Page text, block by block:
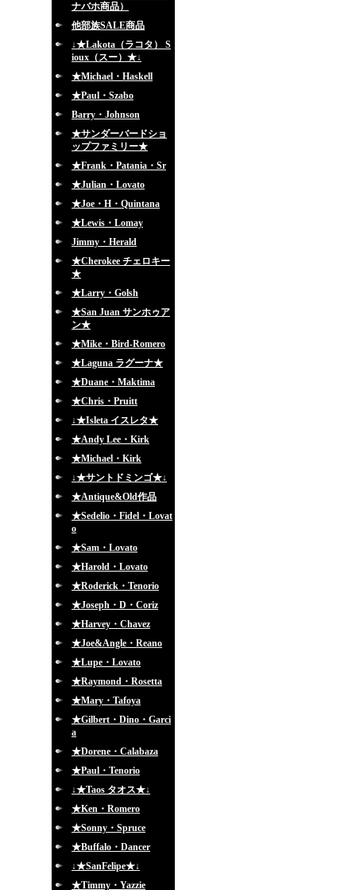
ナバホ商品）
他部族SALE商品
↓★Lakota（ラコタ） S
ioux（スー）★↓
★Michael・Haskell
★Paul・Szabo
Barry・Johnson
★サンダーバードショ
ップファミリー★
★Frank・Patania・Sr
★Julian・Lovato
★Joe・H・Quintana
★Lewis・Lomay
Jimmy・Herald
★Cherokee チェロキー
★
★Larry・Golsh
★San Juan サンホゥア
ン★
★Mike・Bird-Romero
★Laguna ラグーナ★
★Duane・Maktima
★Chris・Pruitt
↓★Isleta イスレタ★
★Andy Lee・Kirk
★Michael・Kirk
↓★サントドミンゴ★↓
★Antique&Old作品
★Sedelio・Fidel・Lovat
o
★Sam・Lovato
★Harold・Lovato
★Roderick・Tenorio
★Joseph・D・Coriz
★Harvey・Chavez
★Joe&Angle・Reano
★Lupe・Lovato
★Raymond・Rosetta
★Mary・Tafoya
★Gilbert・Dino・Garci
a
★Dorene・Calabaza
★Paul・Tenorio
↓★Taos タオス★↓
★Ken・Romero
★Sonny・Spruce
★Buffalo・Dancer
↓★SanFelipe★↓
★Timmy・Yazzie